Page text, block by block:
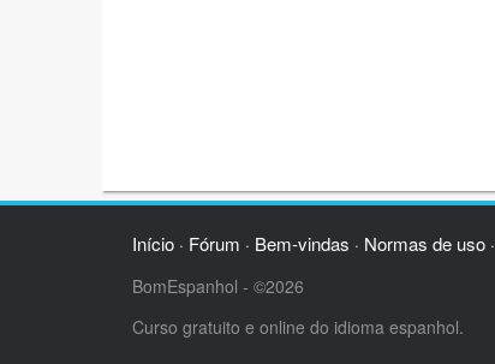
Início· Fórum · Bem-vindas · Normas de uso·
BomEspanhol - ©2026
Curso gratuito e online do idioma espanhol.